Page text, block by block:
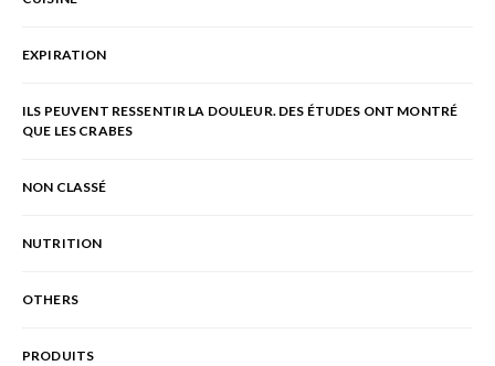
EXPIRATION
ILS PEUVENT RESSENTIR LA DOULEUR. DES ÉTUDES ONT MONTRÉ
QUE LES CRABES
NON CLASSÉ
NUTRITION
OTHERS
PRODUITS